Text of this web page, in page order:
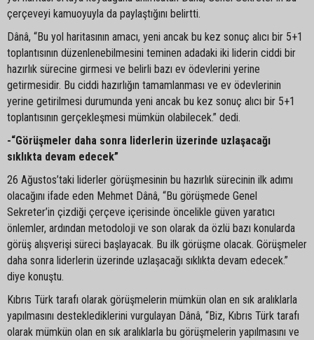
çerçeveyi kamuoyuyla da paylaştığını belirtti.
Dânâ, “Bu yol haritasının amacı, yeni ancak bu kez sonuç alıcı bir 5+1
toplantısının düzenlenebilmesini teminen adadaki iki liderin ciddi bir
hazırlık sürecine girmesi ve belirli bazı ev ödevlerini yerine
getirmesidir. Bu ciddi hazırlığın tamamlanması ve ev ödevlerinin
yerine getirilmesi durumunda yeni ancak bu kez sonuç alıcı bir 5+1
toplantısının gerçekleşmesi mümkün olabilecek.” dedi.
-“Görüşmeler daha sonra liderlerin üzerinde uzlaşacağı
sıklıkta devam edecek”
26 Ağustos’taki liderler görüşmesinin bu hazırlık sürecinin ilk adımı
olacağını ifade eden Mehmet Dânâ, “Bu görüşmede Genel
Sekreter’in çizdiği çerçeve içerisinde öncelikle güven yaratıcı
önlemler, ardından metodoloji ve son olarak da özlü bazı konularda
görüş alışverişi süreci başlayacak. Bu ilk görüşme olacak. Görüşmeler
daha sonra liderlerin üzerinde uzlaşacağı sıklıkta devam edecek.”
diye konuştu.
Kıbrıs Türk tarafı olarak görüşmelerin mümkün olan en sık aralıklarla
yapılmasını desteklediklerini vurgulayan Dânâ, “Biz, Kıbrıs Türk tarafı
olarak mümkün olan en sık aralıklarla bu görüşmelerin yapılmasını ve